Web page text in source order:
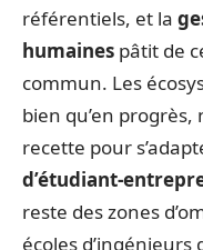
référentiels, et la
humaines pâtit de
commun. Les
bien qu’en progrès,
recette pour
d’étudiant-
reste des zones
écoles